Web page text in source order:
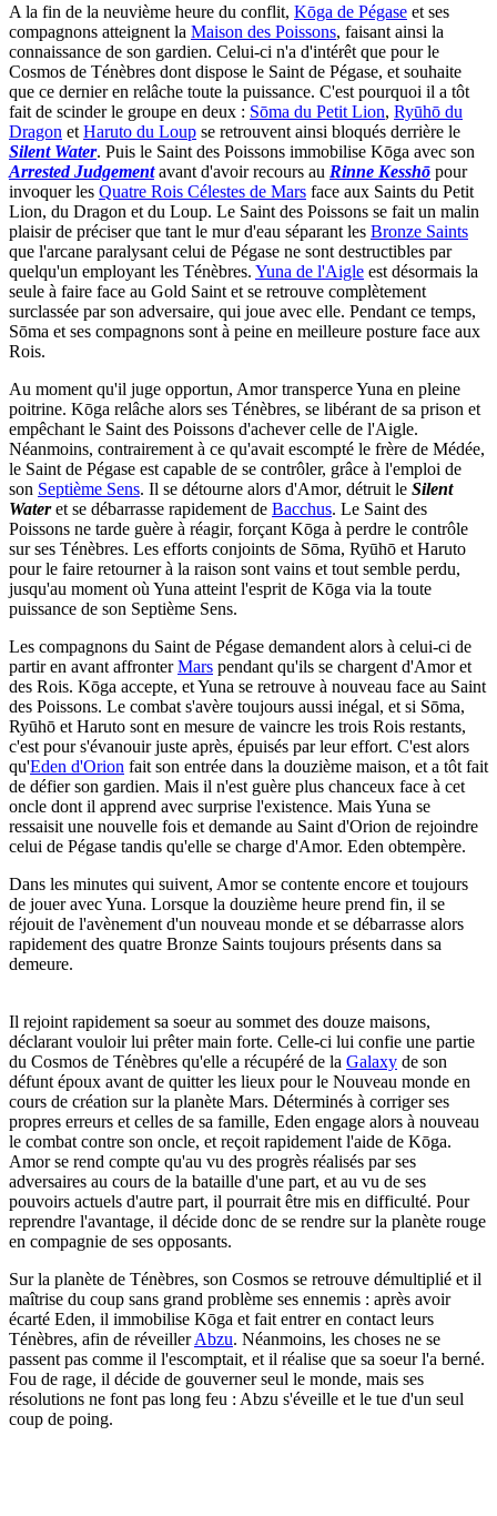
A la fin de la neuvième heure du conflit, Kōga de Pégase et ses
compagnons atteignent la Maison des Poissons, faisant ainsi la
connaissance de son gardien. Celui-ci n'a d'intérêt que pour le
Cosmos de Ténèbres dont dispose le Saint de Pégase, et souhaite
que ce dernier en relâche toute la puissance. C'est pourquoi il a tôt
fait de scinder le groupe en deux : Sōma du Petit Lion, Ryūhō du
Dragon et Haruto du Loup se retrouvent ainsi bloqués derrière le
Silent Water. Puis le Saint des Poissons immobilise Kōga avec son
Arrested Judgementavant d'avoir recours au Rinne Kesshō pour
invoquer les Quatre Rois Célestes de Mars face aux Saints du Petit
Lion, du Dragon et du Loup. Le Saint des Poissons se fait un malin
plaisir de préciser que tant le mur d'eau séparant les Bronze Saints
que l'arcane paralysant celui de Pégase ne sont destructibles par
quelqu'un employant les Ténèbres. Yuna de l'Aigle est désormais la
seule à faire face au Gold Saint et se retrouve complètement
surclassée par son adversaire, qui joue avec elle. Pendant ce temps,
Sōma et ses compagnons sont à peine en meilleure posture face aux
Rois.
Au moment qu'il juge opportun, Amor transperce Yuna en pleine
poitrine. Kōga relâche alors ses Ténèbres, se libérant de sa prison et
empêchant le Saint des Poissons d'achever celle de l'Aigle.
Néanmoins, contrairement à ce qu'avait escompté le frère de Médée,
le Saint de Pégase est capable de se contrôler, grâce à l'emploi de
son Septième Sens. Il se détourne alors d'Amor, détruit le Silent
Wateret se débarrasse rapidement de Bacchus. Le Saint des
Poissons ne tarde guère à réagir, forçant Kōga à perdre le contrôle
sur ses Ténèbres. Les efforts conjoints de Sōma, Ryūhō et Haruto
pour le faire retourner à la raison sont vains et tout semble perdu,
jusqu'au moment où Yuna atteint l'esprit de Kōga via la toute
puissance de son Septième Sens.
Les compagnons du Saint de Pégase demandent alors à celui-ci de
partir en avant affronterMars pendant qu'ils se chargent d'Amor et
des Rois. Kōga accepte, et Yuna se retrouve à nouveau face au Saint
des Poissons. Le combat s'avère toujours aussi inégal, et si Sōma,
Ryūhō et Haruto sont en mesure de vaincre les trois Rois restants,
c'est pour s'évanouir juste après, épuisés par leur effort. C'est alors
qu'Eden d'Orion fait son entrée dans la douzième maison, et a tôt fait
de défier son gardien. Mais il n'est guère plus chanceux face à cet
oncle dont il apprend avec surprise l'existence. Mais Yuna se
ressaisit une nouvelle fois et demande au Saint d'Orion de rejoindre
celui de Pégase tandis qu'elle se charge d'Amor. Eden obtempère.
Dans les minutes qui suivent, Amor se contente encore et toujours
de jouer avec Yuna. Lorsque la douzième heure prend fin, il se
réjouit de l'avènement d'un nouveau monde et se débarrasse alors
rapidement des quatre Bronze Saints toujours présents dans sa
demeure.
Il rejoint rapidement sa soeur au sommet des douze maisons,
déclarant vouloir lui prêter main forte. Celle-ci lui confie une partie
du Cosmos de Ténèbres qu'elle a récupéré de la Galaxy de son
défunt époux avant de quitter les lieux pour le Nouveau monde en
cours de création sur la planète Mars. Déterminés à corriger ses
propres erreurs et celles de sa famille, Eden engage alors à nouveau
le combat contre son oncle, et reçoit rapidement l'aide de Kōga.
Amor se rend compte qu'au vu des progrès réalisés par ses
adversaires au cours de la bataille d'une part, et au vu de ses
pouvoirs actuels d'autre part, il pourrait être mis en difficulté. Pour
reprendre l'avantage, il décide donc de se rendre sur la planète rouge
en compagnie de ses opposants.
Sur la planète de Ténèbres, son Cosmos se retrouve démultiplié et il
maîtrise du coup sans grand problème ses ennemis : après avoir
écarté Eden, il immobilise Kōga et fait entrer en contact leurs
Ténèbres, afin de réveillerAbzu. Néanmoins, les choses ne se
passent pas comme il l'escomptait, et il réalise que sa soeur l'a berné.
Fou de rage, il décide de gouverner seul le monde, mais ses
résolutions ne font pas long feu : Abzu s'éveille et le tue d'un seul
coup de poing.